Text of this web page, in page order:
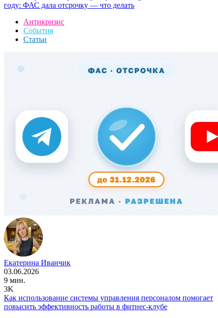
году: ФАС дала отсрочку — что делать
Антикризис
События
Статьи
Екатерина Иванчик
03.06.2026
9 мин.
3K
Как использование системы управления персоналом помогает
повысить эффективность работы в фитнес-клубе